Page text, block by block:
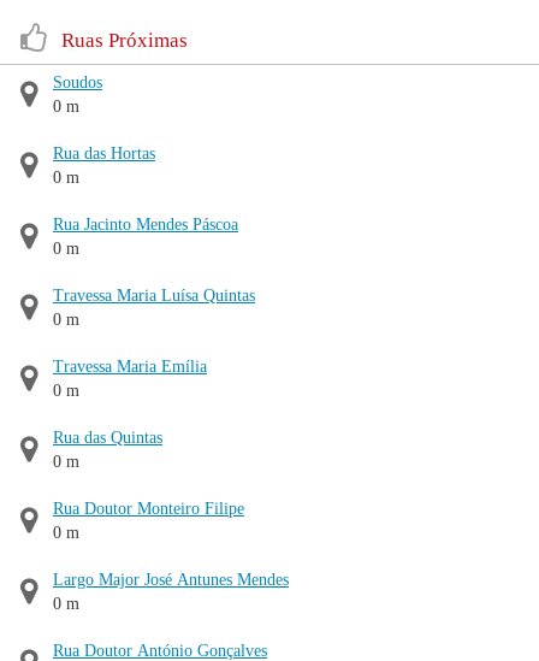
Ruas Próximas
Soudos
0 m
Rua das Hortas
0 m
Rua Jacinto Mendes Páscoa
0 m
Travessa Maria Luísa Quintas
0 m
Travessa Maria Emília
0 m
Rua das Quintas
0 m
Rua Doutor Monteiro Filipe
0 m
Largo Major José Antunes Mendes
0 m
Rua Doutor António Gonçalves